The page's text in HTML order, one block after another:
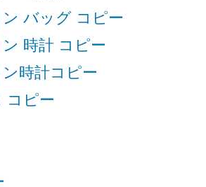
バッグ コピー
時計 コピー
時計コピー
コピー